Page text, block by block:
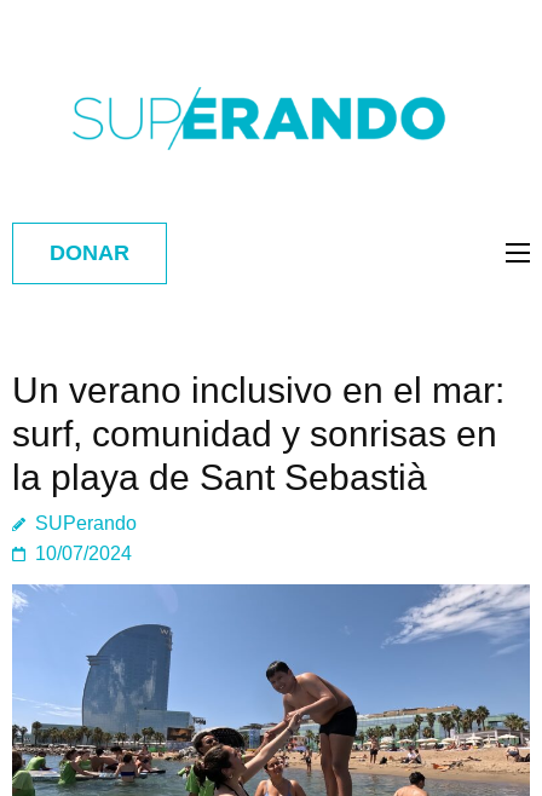
DONAR
Un verano inclusivo en el mar:
surf, comunidad y sonrisas en
la playa de Sant Sebastià
SUPerando
10/07/2024